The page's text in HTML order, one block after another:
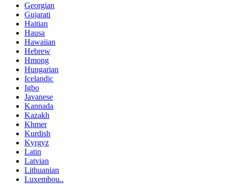
Georgian
Gujarati
Haitian
Hausa
Hawaiian
Hebrew
Hmong
Hungarian
Icelandic
Igbo
Javanese
Kannada
Kazakh
Khmer
Kurdish
Kyrgyz
Latin
Latvian
Lithuanian
Luxembou..